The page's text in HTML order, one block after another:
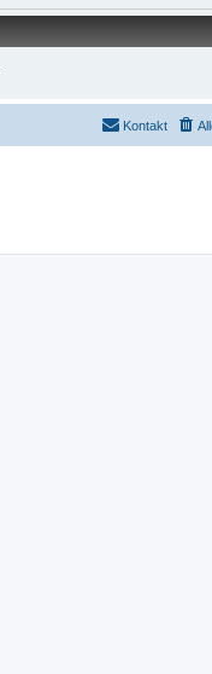
Kontakt